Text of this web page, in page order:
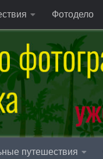
Фотодело
путешествия